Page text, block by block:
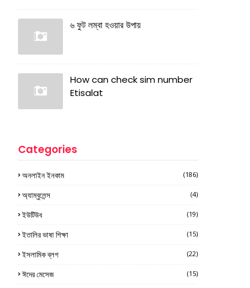
৬ ফুট লম্বা হওয়ার উপায়
How can check sim number
Etisalat
Categories
অনলাইন ইনকাম (186)
অ্যাম্বুলেন্স (4)
ইউটিউব (19)
ইতালির ভাষা শিক্ষা (15)
ইসলামিক ব্লগ (22)
ঈদের মেসেজ (15)